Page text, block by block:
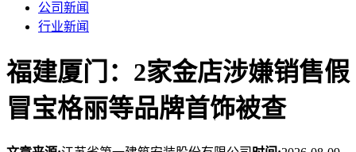
公司新闻
行业新闻
福建厦门：2家金店涉嫌销售假
冒宝格丽等品牌首饰被查